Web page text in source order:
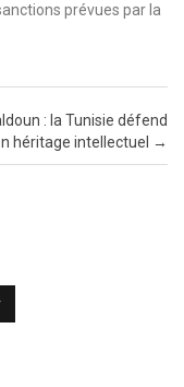
prévues par la
: la Tunisie défend
héritage intellectuel →